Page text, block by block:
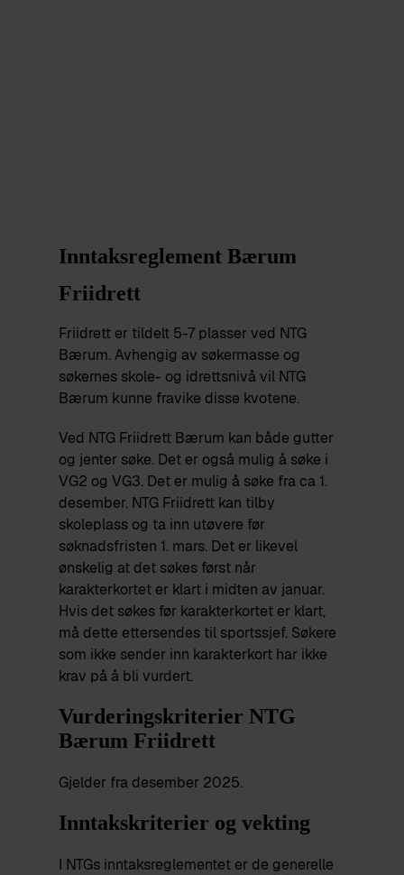
Inntaksreglement Bærum
Friidrett
Friidrett er tildelt 5-7 plasser ved NTG
Bærum. Avhengig av søkermasse og
søkernes skole- og idrettsnivå vil NTG
Bærum kunne fravike disse kvotene.
Ved NTG Friidrett Bærum kan både gutter
og jenter søke. Det er også mulig å søke i
VG2 og VG3. Det er mulig å søke fra ca 1.
desember. NTG Friidrett kan tilby
skoleplass og ta inn utøvere før
søknadsfristen 1. mars. Det er likevel
ønskelig at det søkes først når
karakterkortet er klart i midten av januar.
Hvis det søkes før karakterkortet er klart,
må dette ettersendes til sportssjef. Søkere
som ikke sender inn karakterkort har ikke
krav på å bli vurdert.
Vurderingskriterier NTG
Bærum Friidrett
Gjelder fra desember 2025.
Inntakskriterier og vekting
I NTGs inntaksreglementet er de generelle